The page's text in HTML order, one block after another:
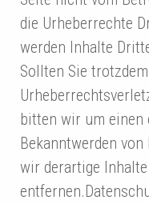
die Urheberrechte
werden Inhalte
Sollten Sie
bitten wir um einen
Bekanntwerden
wir derartige